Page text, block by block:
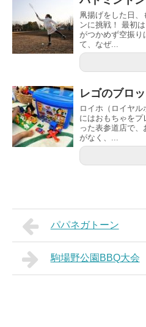
凧揚げをした日、
ンに挑戦！ 最初
がつかめず空振り
て、なぜ...
レゴのブロ
ロイホ（ロイヤ
にはおもちゃを
った表参道店で
がなく、...
パパネガトーン
駒場野公園BBQ大会